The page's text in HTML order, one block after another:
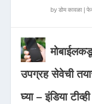
byडोम कावळा |
उपग्रह सेवेची
घ्या – इंडिया टीव्ही